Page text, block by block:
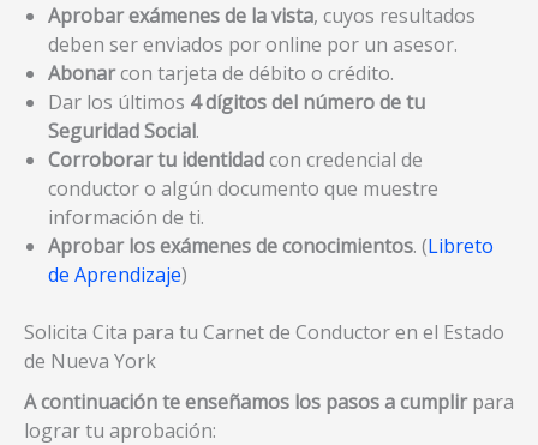
Aprobar exámenes de la vista, cuyos resultados
deben ser enviados por online por un asesor.
Abonarcon tarjeta de débito o crédito.
Dar los últimos 4 dígitos del número de tu
Seguridad Social.
Corroborar tu identidadcon credencial de
conductor o algún documento que muestre
información de ti.
Aprobar los exámenes de conocimientos. (Libreto
de Aprendizaje)
Solicita Cita para tu Carnet de Conductor en el Estado
de Nueva York
A continuación te enseñamos los pasos a cumplirpara
lograr tu aprobación: